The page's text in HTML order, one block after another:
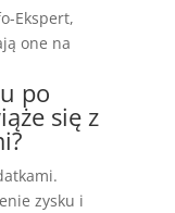
Ekspert,
one na
po
się z
zysku i